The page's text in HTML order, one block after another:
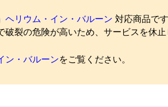
ヘリウム・イン・バルーン 対応商品で
裂の危険が高いため、サービスを休止
ン・バルーンをご覧ください。